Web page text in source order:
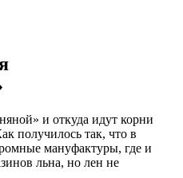
и откуда идут корни
получилось так, что в
мануфактуры, где и
льна, но лен не